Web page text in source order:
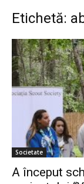
Etichetă:
Societate
A început